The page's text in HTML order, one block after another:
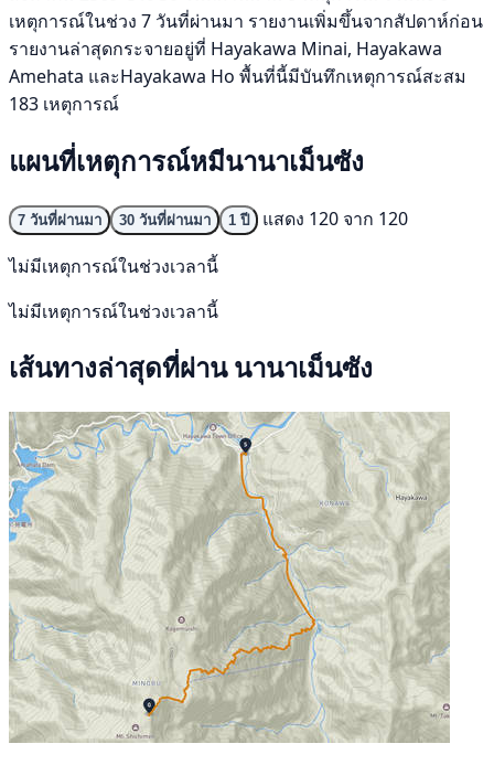
เหตุการณ์ในช่วง 7 วันที่ผ่านมา รายงานเพิ่มขึ้นจากสัปดาห์ก่อน
รายงานล่าสุดกระจายอยู่ที่ Hayakawa Minai, Hayakawa
Amehata และHayakawa Ho พื้นที่นี้มีบันทึกเหตุการณ์สะสม
183 เหตุการณ์
แผนที่เหตุการณ์หมีนานาเม็นซัง
7 วันที่ผ่านมา 30 วันที่ผ่านมา 1 ปี
แสดง 120 จาก 120
ไม่มีเหตุการณ์ในช่วงเวลานี้
ไม่มีเหตุการณ์ในช่วงเวลานี้
เส้นทางล่าสุดที่ผ่าน นานาเม็นซัง